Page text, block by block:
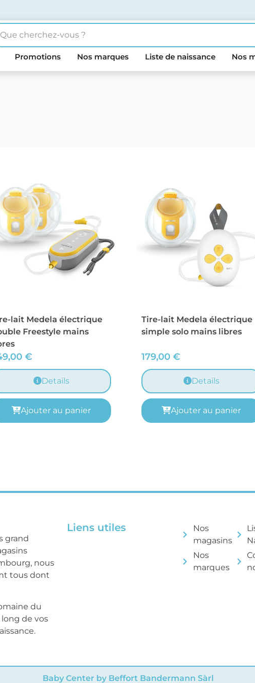
Promotions Nos marques Liste de naissance Nos
lait Medela électrique
Freestyle mains
€
Details
Ajouter au panier
Tire-lait Medela électrique
simple solo mains libres
179,00 €
Details
Ajouter au panier
grand
nous
tous dont
du
de vos
Liens utiles
Nos
magasins
Nos
marques
Baby Center by Beffort Bandermann Sàrl